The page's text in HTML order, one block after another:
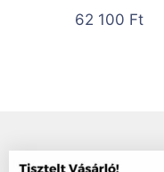
62 100 Ft